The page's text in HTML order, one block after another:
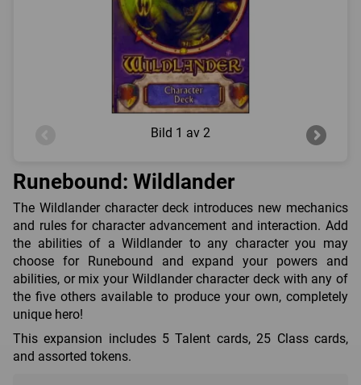
Bild 1 av 2
Runebound: Wildlander
The Wildlander character deck introduces new mechanics
and rules for character advancement and interaction. Add
the abilities of a Wildlander to any character you may
choose for Runebound and expand your powers and
abilities, or mix your Wildlander character deck with any of
the five others available to produce your own, completely
unique hero!
This expansion includes 5 Talent cards, 25 Class cards,
and assorted tokens.